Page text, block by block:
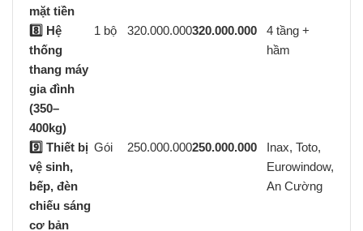
mặt tiền
8️⃣ Hệ
thống
thang máy
gia đình
(350–
400kg)
1 bộ 320.000.000320.000.000
4 tầng +
hầm
9️⃣ Thiết bị
vệ sinh,
bếp, đèn
chiếu sáng
cơ bản
Gói 250.000.000250.000.000
Inax, Toto,
Eurowindow,
An Cường